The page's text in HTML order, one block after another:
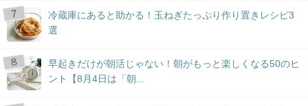
冷蔵庫にあると助かる！玉ねぎたっぷり作り置きレシピ3
選
早起きだけが朝活じゃない！朝がもっと楽しくなる50のヒ
ント【8月4日は「朝...